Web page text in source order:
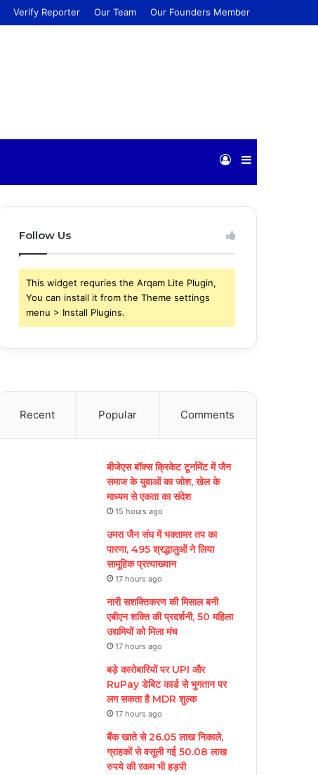
Verify Reporter Our Team Our Founders Member
Sidebar
Log
Follow Us
This widget requries the Arqam Lite Plugin,
You can install it from the Theme settings
menu > Install Plugins.
Recent Popular Comments
बीजेएस बॉक्स क्रिकेट टूर्नामेंट में जैन
समाज के युवाओं का जोश, खेल के
माध्यम से एकता का संदेश
15 hours ago
उमरा जैन संघ में भक्तामर तप का
पारणा, 495 श्रद्धालुओं ने लिया
सामूहिक प्रत्याख्यान
17 hours ago
नारी सशक्तिकरण की मिसाल बनी
एबीएन शक्ति की प्रदर्शनी, 50 महिला
उद्यमियों को मिला मंच
17 hours ago
बड़े कारोबारियों पर UPI और
RuPay डेबिट कार्ड से भुगतान पर
लग सकता है MDR शुल्क
17 hours ago
बैंक खाते से 26.05 लाख निकाले,
ग्राहकों से वसूली गई 50.08 लाख
रुपये की रकम भी हड़पी